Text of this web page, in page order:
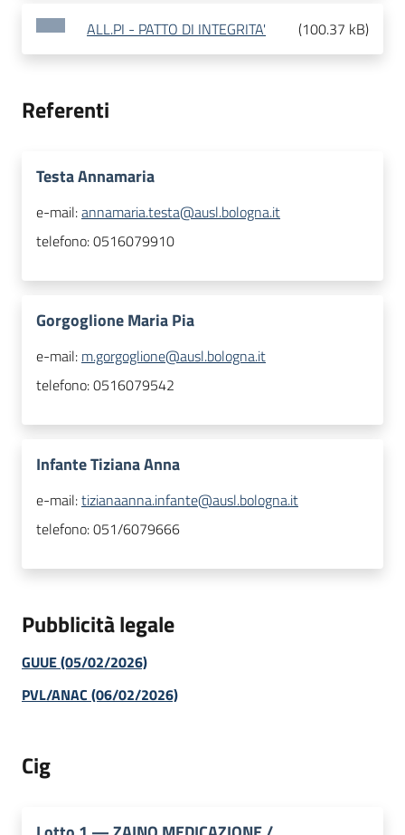
ALL.PI - PATTO DI INTEGRITA' (100.37 kB)
Referenti
Testa Annamaria
e-mail:annamaria.testa@ausl.bologna.it
telefono:0516079910
Gorgoglione Maria Pia
e-mail: m.gorgoglione@ausl.bologna.it
telefono:0516079542
Infante Tiziana Anna
e-mail:tizianaanna.infante@ausl.bologna.it
telefono:051/6079666
Pubblicità legale
GUUE (05/02/2026)
PVL/ANAC (06/02/2026)
Cig